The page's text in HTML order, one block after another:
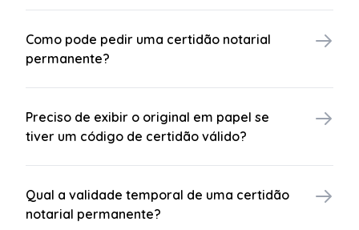
Como pode pedir uma certidão notarial
permanente?
Preciso de exibir o original em papel se
tiver um código de certidão válido?
Qual a validade temporal de uma certidão
notarial permanente?